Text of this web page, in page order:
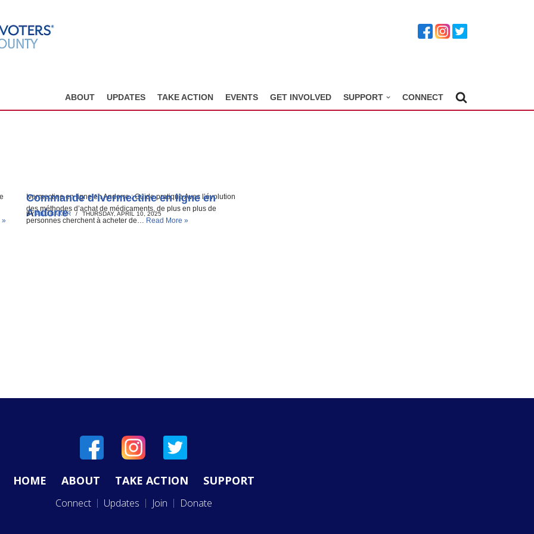
ABOUT UPDATES TAKE ACTION EVENTS GET INVOLVED SUPPORT CONNECT
»
Commande d’ivermectine en ligne en
Andorre
BYABU BAKAR THURSDAY, APRIL 10, 2025
Ivermectine en ligne en Andorre : Guide pratique Avec l’évolution
des méthodes d’achat de médicaments, de plus en plus de
personnes cherchent à acheter de… Read More »
HOME ABOUT TAKE ACTION SUPPORT
Connect Updates Join Donate